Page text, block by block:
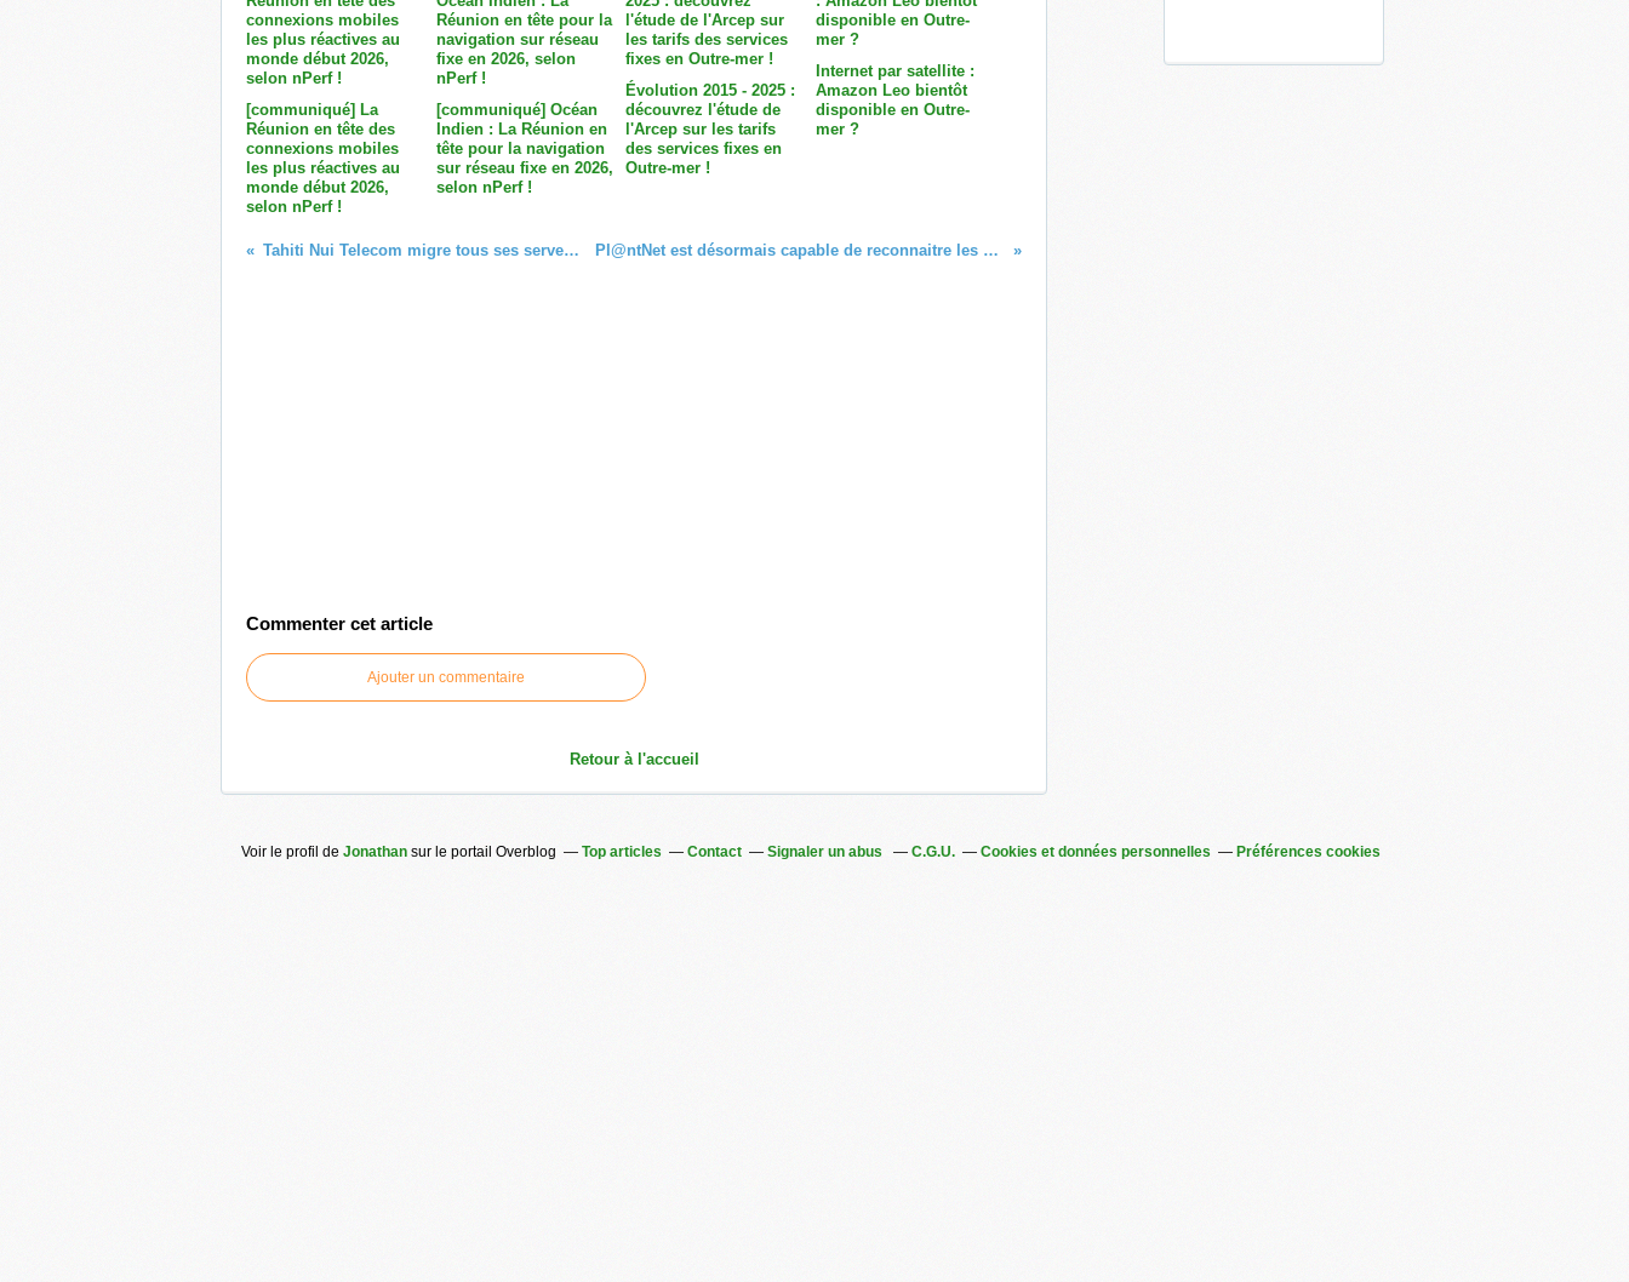
[communiqué] La
Réunion en tête des
connexions mobiles
les plus réactives au
monde début 2026,
selon nPerf !
[communiqué] Océan
Indien : La Réunion en
tête pour la navigation
sur réseau fixe en 2026,
selon nPerf !
Évolution 2015 - 2025 :
découvrez l'étude de
l'Arcep sur les tarifs
des services fixes en
Outre-mer !
Internet par satellite :
Amazon Leo bientôt
disponible en Outre-
mer ?
Tahiti Nui Telecom migre tous ses serveurs vidéo en Polynésie ! Pl@ntNet est désormais capable de reconnaitre les plantes de l'île de La Réunion !
Commenter cet article
Ajouter un commentaire
Retour à l'accueil
Voir le profil de Jonathan sur le portail Overblog Top articles Contact Signaler un abus C.G.U. Cookies et données personnelles Préférences cookies